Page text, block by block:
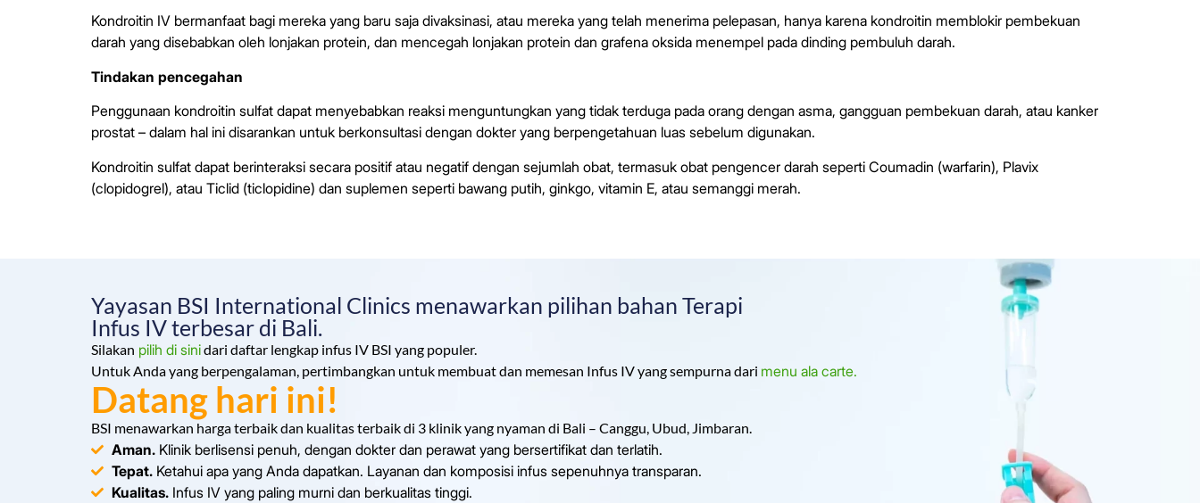
Kondroitin IV bermanfaat bagi mereka yang baru saja divaksinasi, atau mereka yang telah menerima pelepasan, hanya karena kondroitin memblokir pembekuan
darah yang disebabkan oleh lonjakan protein, dan mencegah lonjakan protein dan grafena oksida menempel pada dinding pembuluh darah.
Tindakan pencegahan
Penggunaan kondroitin sulfat dapat menyebabkan reaksi menguntungkan yang tidak terduga pada orang dengan asma, gangguan pembekuan darah, atau kanker
prostat – dalam hal ini disarankan untuk berkonsultasi dengan dokter yang berpengetahuan luas sebelum digunakan.
Kondroitin sulfat dapat berinteraksi secara positif atau negatif dengan sejumlah obat, termasuk obat pengencer darah seperti Coumadin (warfarin), Plavix
(clopidogrel), atau Ticlid (ticlopidine) dan suplemen seperti bawang putih, ginkgo, vitamin E, atau semanggi merah.
Yayasan BSI International Clinics menawarkan pilihan bahan Terapi
Infus IV terbesar di Bali.
Silakan pilih di sinidari daftar lengkap infus IV BSI yang populer.
Untuk Anda yang berpengalaman, pertimbangkan untuk membuat dan memesan Infus IV yang sempurna dari menu ala carte.
Datang hari ini!
BSI menawarkan harga terbaik dan kualitas terbaik di 3 klinik yang nyaman di Bali – Canggu, Ubud, Jimbaran.
Aman.Klinik berlisensi penuh, dengan dokter dan perawat yang bersertifikat dan terlatih.
Tepat.Ketahui apa yang Anda dapatkan. Layanan dan komposisi infus sepenuhnya transparan.
Kualitas.Infus IV yang paling murni dan berkualitas tinggi.